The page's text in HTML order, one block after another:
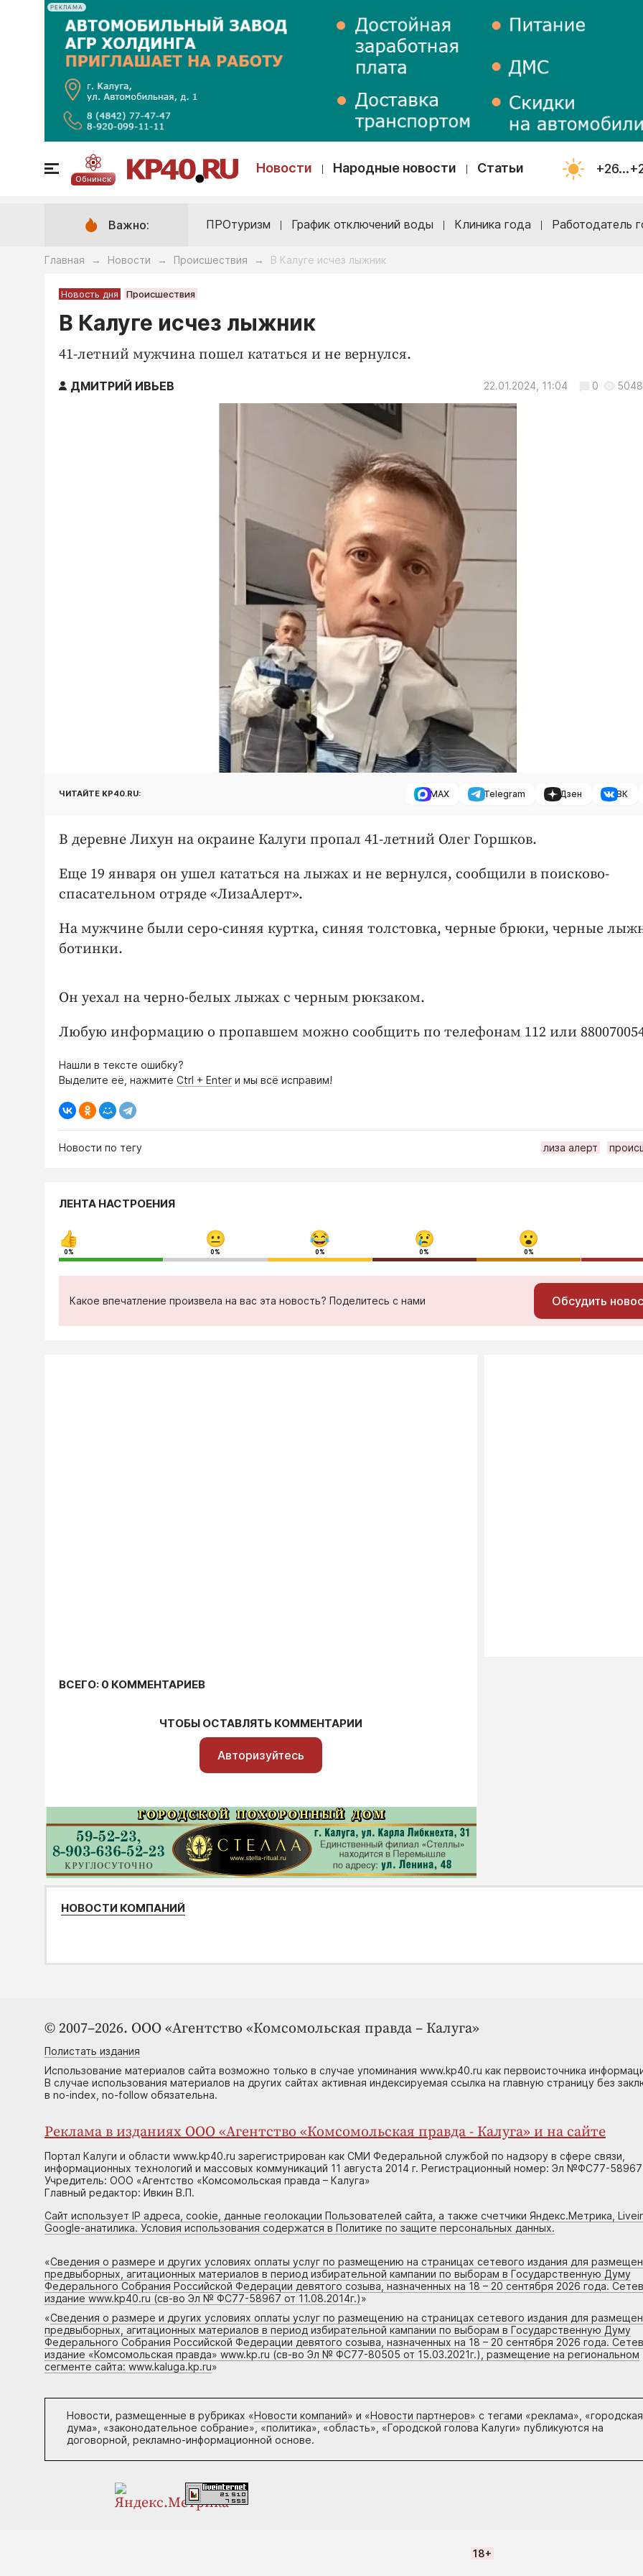
РЕКЛАМА
Обнинск
Новости Народные новости Статьи
Важно: ПРОтуризм График отключений воды Клиника года Работодатель
Главная → Новости → Происшествия → В Калуге исчез лыжник
Новость дня Происшествия
В Калуге исчез лыжник
41-летний мужчина пошел кататься и не вернулся.
ДМИТРИЙ ИВЬЕВ 22.01.2024, 11:04 0 5048
ЧИТАЙТЕ KP40.RU: MAX Telegram Дзен ВК
В деревне Лихун на окраине Калуги пропал 41-летний Олег Горшков.
Еще 19 января он ушел кататься на лыжах и не вернулся, сообщили в поисково-
спасательном отряде «ЛизаАлерт».
На мужчине были серо-синяя куртка, синяя толстовка, черные брюки, черные
ботинки.
Он уехал на черно-белых лыжах с черным рюкзаком.
Любую информацию о пропавшем можно сообщить по телефонам 112 или
Нашли в тексте ошибку?
Выделите её, нажмите Ctrl + Enter и мы всё исправим!
Новости по тегу лиза алерт
ЛЕНТА НАСТРОЕНИЯ
0% 0% 0% 0% 0%
Какое впечатление произвела на вас эта новость? Поделитесь с нами Обсудить
ВСЕГО: 0 КОММЕНТАРИЕВ
ЧТОБЫ ОСТАВЛЯТЬ КОММЕНТАРИИ
Авторизуйтесь
НОВОСТИ КОМПАНИЙ
© 2007–2026. ООО «Агентство «Комсомольская правда – Калуга»
Полистать издания
Использование материалов сайта возможно только в случае упоминания www.kp40.ru как первоисточника
В случае использования материалов на других сайтах активная индексируемая ссылка на главную страницу без
в no-index, no-follow обязательна.
Реклама в изданиях ООО «Агентство «Комсомольская правда - Калуга» и на сайте
Портал Калуги и области www.kp40.ru зарегистрирован как СМИ Федеральной службой по надзору в сфере связи,
информационных технологий и массовых коммуникаций 11 августа 2014 г. Регистрационный номер: Эл №ФС77-58967
Учредитель: ООО «Агентство «Комсомольская правда – Калуга»
Главный редактор: Ивкин В.П.
Сайт использует IP адреса, cookie, данные геолокации Пользователей сайта, а также счетчики Яндекс.Метрика,
Google-анатилика. Условия использования содержатся в Политике по защите персональных данных.
«Сведения о размере и других условиях оплаты услуг по размещению на страницах сетевого издания для
предвыборных, агитационных материалов в период избирательной кампании по выборам в Государственную Думу
Федерального Собрания Российской Федерации девятого созыва, назначенных на 18 – 20 сентября 2026 года.
издание www.kp40.ru (св-во Эл № ФС77-58967 от 11.08.2014г.)»
«Сведения о размере и других условиях оплаты услуг по размещению на страницах сетевого издания для
предвыборных, агитационных материалов в период избирательной кампании по выборам в Государственную Думу
Федерального Собрания Российской Федерации девятого созыва, назначенных на 18 – 20 сентября 2026 года.
издание «Комсомольская правда» www.kp.ru (св-во Эл № ФС77-80505 от 15.03.2021г.), размещение на региональном
сегменте сайта: www.kaluga.kp.ru»
Новости, размещенные в рубриках «Новости компаний» и «Новости партнеров» с тегами «реклама», «городская
дума», «законодательное собрание», «политика», «область», «Городской голова Калуги» публикуются на
договорной, рекламно-информационной основе.
18+